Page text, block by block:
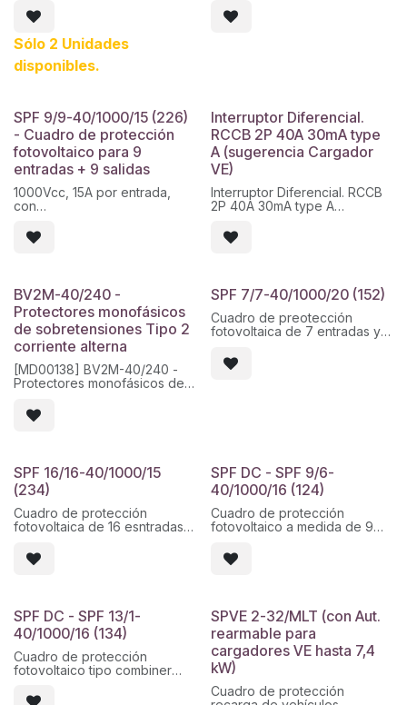
4 Polos. 32A, protección
sobretensiones permanentes
POP 50:550 y transitorias.
Sólo 2 Unidades
disponibles.
4 Polos. 40A, protección
sobretensiones permanentes
SPF 9/9-40/1000/15 (226)
- Cuadro de protección
fotovoltaico para 9
entradas + 9 salidas
1000Vcc, 15A por entrada,
con
sobretensiones 40kA
1000vdc.
con
prensaestopas en el interior.
Interruptor Diferencial.
RCCB 2P 40A 30mA type
A (sugerencia Cargador
VE)
Interruptor Diferencial. RCCB
2P 40A 30mA type A
BV2M-40/240 -
Protectores monofásicos
de sobretensiones Tipo 2
corriente alterna
[MD00138] BV2M-40/240 -
Protectores monofásicos de
• Máxima tensión servicio Uc
= 275 V. Nivel de protección
Imáx = 40 kA. Montaje sobre
carril DIN, enchufable, ancho 1
módulo (18mm).
Medidas (Al×An×Prof):
90×18×68 mm
Fuente técnica: MD Equipos
SPF 7/7-40/1000/20 (152)
Cuadro de preotección
fotovoltaica de 7 entradas y 7
seccionador de 16A, fusibles
de20A en 10x38 y protección
720x540x201, con
prensaestopas, montado y
pre cableado.
SPF 16/16-40/1000/15
(234)
Cuadro de protección
fotovoltaica de 16 esntradas y
en
armario de poliéster de
opaca. Compuestos por 32
bases de fusibles y fusibles
de
10x38 de 15A 1kV +
protección de
sobretensiones BF3-
SPF DC - SPF 9/6-
40/1000/16 (124)
Cuadro de protección
fotovoltaico a medida de 9
dobles y 6 salidas con
seccionador, bases de
IP65 3x18 en ABS , con
pasamuros y prensaestopa
para la tierra, montado y
precableado.
SPF DC - SPF 13/1-
40/1000/16 (134)
Cuadro de protección
fotovoltaico tipo combiner
a medida de 13 entradas y 1
SPVE 2-32/MLT (con Aut.
rearmable para
cargadores VE hasta 7,4
kW)
Cuadro de protección